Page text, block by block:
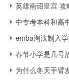
英雄南诏皇宫 攻
中专考本科和高
emba淘汰制入
春节小学是几号
为什么冬天手臂